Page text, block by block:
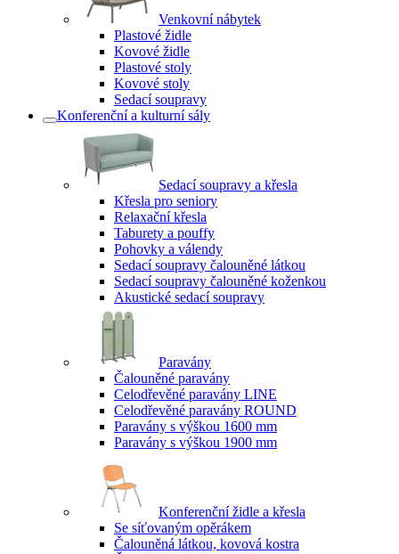
Venkovní nábytek
Plastové židle
Kovové židle
Plastové stoly
Kovové stoly
Sedací soupravy
Konferenční a kulturní sály
Sedací soupravy a křesla
Křesla pro seniory
Relaxační křesla
Taburety a pouffy
Pohovky a válendy
Sedací soupravy čalouněné látkou
Sedací soupravy čalouněné koženkou
Akustické sedací soupravy
Paravány
Čalouněné paravány
Celodřevěné paravány LINE
Celodřevěné paravány ROUND
Paravány s výškou 1600 mm
Paravány s výškou 1900 mm
Konferenční židle a křesla
Se síťovaným opěrákem
Čalouněná látkou, kovová kostra